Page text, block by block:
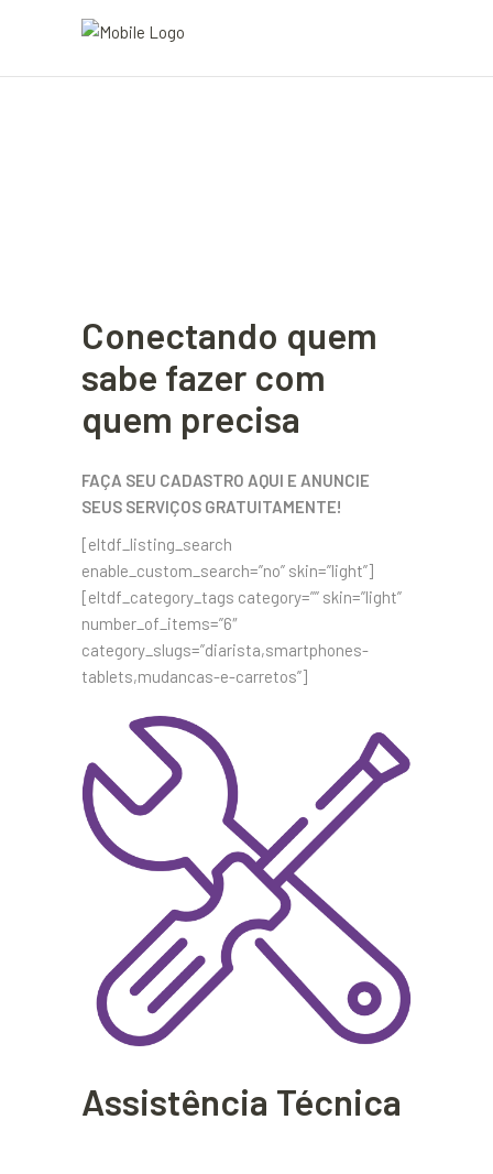
Conectando quem
sabe fazer com
quem precisa
FAÇA SEU CADASTRO AQUI E ANUNCIE
SEUS SERVIÇOS GRATUITAMENTE!
[eltdf_listing_search
enable_custom_search=”no” skin=”light”]
[eltdf_category_tags category=”” skin=”light”
number_of_items=”6″
category_slugs=”diarista,smartphones-
tablets,mudancas-e-carretos”]
Assistência Técnica